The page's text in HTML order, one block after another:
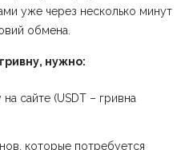
уже через несколько минут
обмена.
нужно:
сайте (USDT – гривна
которые потребуется